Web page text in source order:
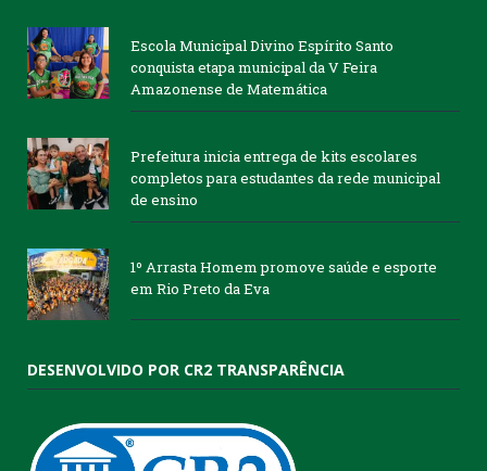
Escola Municipal Divino Espírito Santo
conquista etapa municipal da V Feira
Amazonense de Matemática
Prefeitura inicia entrega de kits escolares
completos para estudantes da rede municipal
de ensino
1º Arrasta Homem promove saúde e esporte
em Rio Preto da Eva
DESENVOLVIDO POR CR2 TRANSPARÊNCIA